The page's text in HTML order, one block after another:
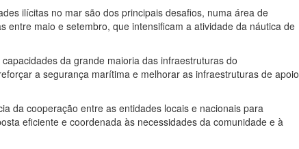
ilícitas no mar são dos principais desafios, numa área de
entre maio e setembro, que intensificam a atividade da náutica de
da grande maioria das infraestruturas do
a segurança marítima e melhorar as infraestruturas de apoio
da cooperação entre as entidades locais e nacionais para
eficiente e coordenada às necessidades da comunidade e à